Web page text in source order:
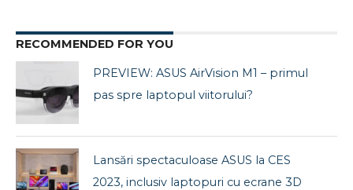
RECOMMENDED FOR YOU
PREVIEW: ASUS AirVision M1 – primul
pas spre laptopul viitorului?
Lansări spectaculoase ASUS la CES
2023, inclusiv laptopuri cu ecrane 3D